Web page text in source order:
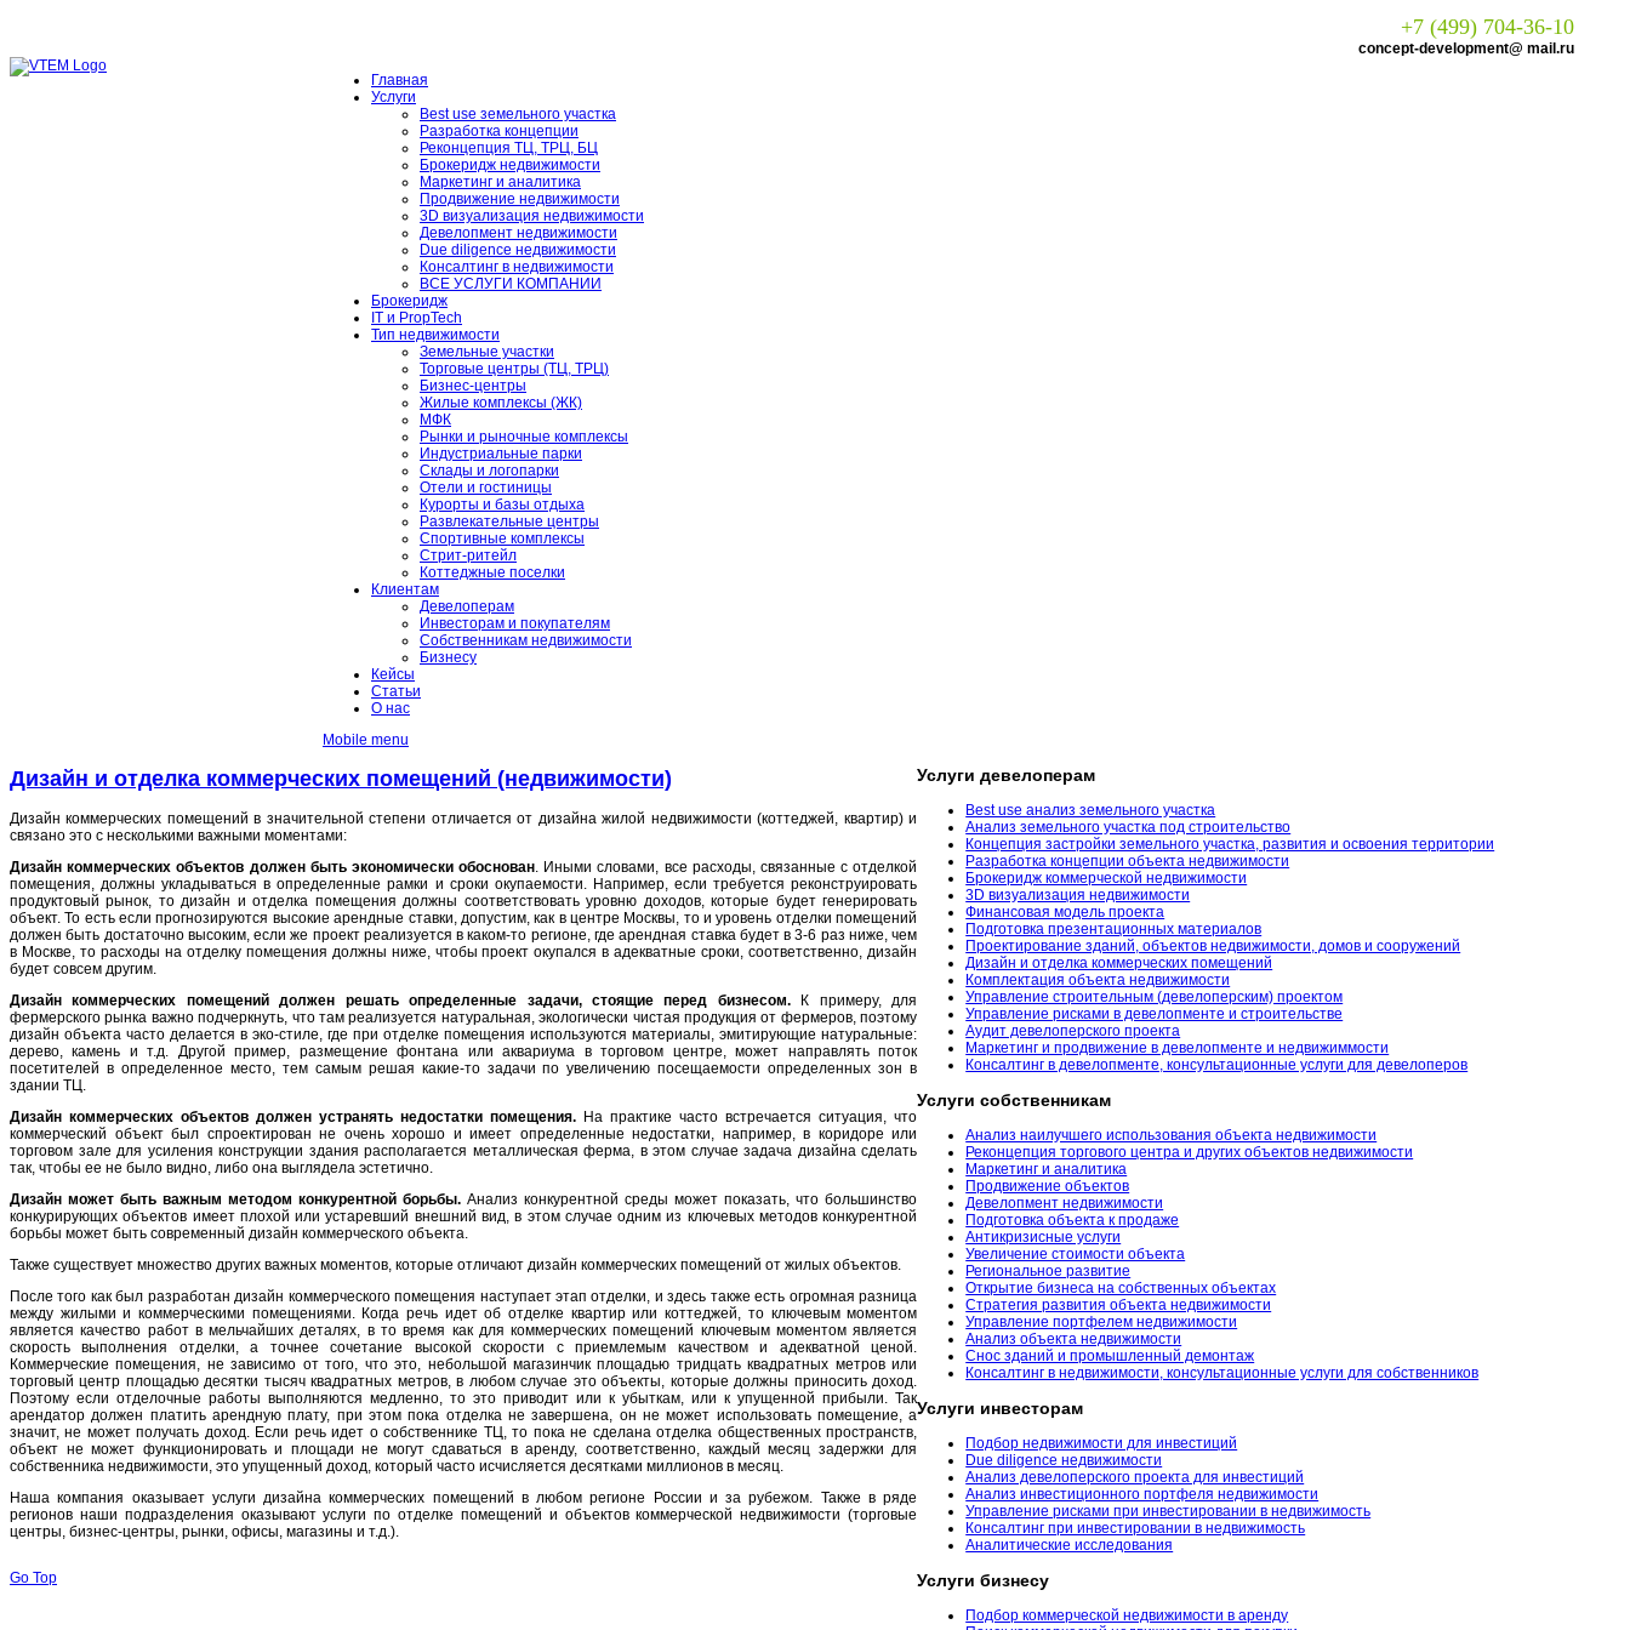
+7 (499) 704-36-10
concept-development@ mail.ru
Главная
Услуги
Best use земельного участка
Разработка концепции
Реконцепция ТЦ, ТРЦ, БЦ
Брокеридж недвижимости
Маркетинг и аналитика
Продвижение недвижимости
3D визуализация недвижимости
Девелопмент недвижимости
Due diligence недвижимости
Консалтинг в недвижимости
ВСЕ УСЛУГИ КОМПАНИИ
Брокеридж
IT и PropTech
Тип недвижимости
Земельные участки
Торговые центры (ТЦ, ТРЦ)
Бизнес-центры
Жилые комплексы (ЖК)
МФК
Рынки и рыночные комплексы
Индустриальные парки
Склады и логопарки
Отели и гостиницы
Курорты и базы отдыха
Развлекательные центры
Спортивные комплексы
Стрит-ритейл
Коттеджные поселки
Клиентам
Девелоперам
Инвесторам и покупателям
Собственникам недвижимости
Бизнесу
Кейсы
Статьи
О нас
Mobile menu
Дизайн и отделка коммерческих помещений (недвижимости)
Дизайн коммерческих помещений в значительной степени отличается от дизайна жилой недвижимости (коттеджей, квартир) и
связано это с несколькими важными моментами:
Дизайн коммерческих объектов должен быть экономически обоснован. Иными словами, все расходы, связанные с отделкой
помещения, должны укладываться в определенные рамки и сроки окупаемости. Например, если требуется реконструировать
продуктовый рынок, то дизайн и отделка помещения должны соответствовать уровню доходов, которые будет генерировать
объект. То есть если прогнозируются высокие арендные ставки, допустим, как в центре Москвы, то и уровень отделки помещений
должен быть достаточно высоким, если же проект реализуется в каком-то регионе, где арендная ставка будет в 3-6 раз ниже, чем
в Москве, то расходы на отделку помещения должны ниже, чтобы проект окупался в адекватные сроки, соответственно, дизайн
будет совсем другим.
Дизайн коммерческих помещений должен решать определенные задачи, стоящие перед бизнесом.К примеру, для
фермерского рынка важно подчеркнуть, что там реализуется натуральная, экологически чистая продукция от фермеров, поэтому
дизайн объекта часто делается в эко-стиле, где при отделке помещения используются материалы, эмитирующие натуральные:
дерево, камень и т.д. Другой пример, размещение фонтана или аквариума в торговом центре, может направлять поток
посетителей в определенное место, тем самым решая какие-то задачи по увеличению посещаемости определенных зон в
здании ТЦ.
Дизайн коммерческих объектов должен устранять недостатки помещения. На практике часто встречается ситуация, что
коммерческий объект был спроектирован не очень хорошо и имеет определенные недостатки, например, в коридоре или
торговом зале для усиления конструкции здания располагается металлическая ферма, в этом случае задача дизайна сделать
так, чтобы ее не было видно, либо она выглядела эстетично.
Дизайн может быть важным методом конкурентной борьбы. Анализ конкурентной среды может показать, что большинство
конкурирующих объектов имеет плохой или устаревший внешний вид, в этом случае одним из ключевых методов конкурентной
борьбы может быть современный дизайн коммерческого объекта.
Также существует множество других важных моментов, которые отличают дизайн коммерческих помещений от жилых объектов.
После того как был разработан дизайн коммерческого помещения наступает этап отделки, и здесь также есть огромная разница
между жилыми и коммерческими помещениями. Когда речь идет об отделке квартир или коттеджей, то ключевым моментом
является качество работ в мельчайших деталях, в то время как для коммерческих помещений ключевым моментом является
скорость выполнения отделки, а точнее сочетание высокой скорости с приемлемым качеством и адекватной ценой.
Коммерческие помещения, не зависимо от того, что это, небольшой магазинчик площадью тридцать квадратных метров или
торговый центр площадью десятки тысяч квадратных метров, в любом случае это объекты, которые должны приносить доход.
Поэтому если отделочные работы выполняются медленно, то это приводит или к убыткам, или к упущенной прибыли. Так
арендатор должен платить арендную плату, при этом пока отделка не завершена, он не может использовать помещение, а
значит, не может получать доход. Если речь идет о собственнике ТЦ, то пока не сделана отделка общественных пространств,
объект не может функционировать и площади не могут сдаваться в аренду, соответственно, каждый месяц задержки для
собственника недвижимости, это упущенный доход, который часто исчисляется десятками миллионов в месяц.
Наша компания оказывает услуги дизайна коммерческих помещений в любом регионе России и за рубежом. Также в ряде
регионов наши подразделения оказывают услуги по отделке помещений и объектов коммерческой недвижимости (торговые
центры, бизнес-центры, рынки, офисы, магазины и т.д.).
Услуги девелоперам
Best use анализ земельного участка
Анализ земельного участка под строительство
Концепция застройки земельного участка, развития и освоения территории
Разработка концепции объекта недвижимости
Брокеридж коммерческой недвижимости
3D визуализация недвижимости
Финансовая модель проекта
Подготовка презентационных материалов
Проектирование зданий, объектов недвижимости, домов и сооружений
Дизайн и отделка коммерческих помещений
Комплектация объекта недвижимости
Управление строительным (девелоперским) проектом
Управление рисками в девелопменте и строительстве
Аудит девелоперского проекта
Маркетинг и продвижение в девелопменте и недвижиммости
Консалтинг в девелопменте, консультационные услуги для девелоперов
Услуги собственникам
Анализ наилучшего использования объекта недвижимости
Реконцепция торгового центра и других объектов недвижимости
Маркетинг и аналитика
Продвижение объектов
Девелопмент недвижимости
Подготовка объекта к продаже
Антикризисные услуги
Увеличение стоимости объекта
Региональное развитие
Открытие бизнеса на собственных объектах
Стратегия развития объекта недвижимости
Управление портфелем недвижимости
Анализ объекта недвижимости
Снос зданий и промышленный демонтаж
Консалтинг в недвижимости, консультационные услуги для собственников
Услуги инвесторам
Подбор недвижимости для инвестиций
Due diligence недвижимости
Анализ девелоперского проекта для инвестиций
Анализ инвестиционного портфеля недвижимости
Управление рисками при инвестировании в недвижимость
Консалтинг при инвестировании в недвижимость
Аналитические исследования
Услуги бизнесу
Подбор коммерческой недвижимости в аренду
Go Top